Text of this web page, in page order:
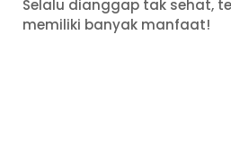
Selalu dianggap tak sehat,
memiliki banyak manfaat!